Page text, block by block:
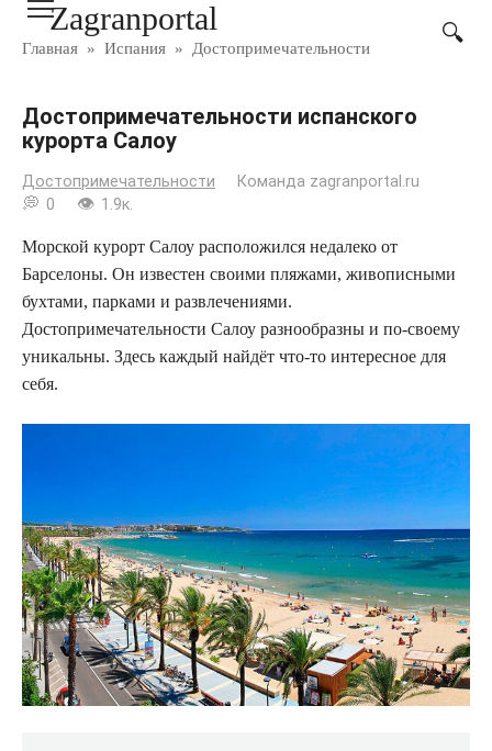
ПерейтиZagranportal
Главная » Испания » Достопримечательности
Достопримечательности испанского
курорта Салоу
Достопримечательности
Команда zagranportal.ru
0
1.9к.
Морской курорт Салоу расположился недалеко от
Барселоны. Он известен своими пляжами, живописными
бухтами, парками и развлечениями.
Достопримечательности Салоу разнообразны и по-своему
уникальны. Здесь каждый найдёт что-то интересное для
себя.